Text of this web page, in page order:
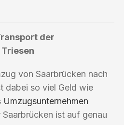
der
von Saarbrücken nach
dabei so viel Geld wie
Umzugsunternehmen
ist auf genau